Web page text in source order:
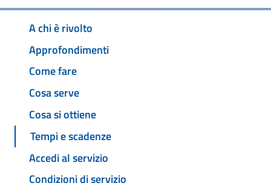
A chi è rivolto
Approfondimenti
Come fare
Cosa serve
Cosa si ottiene
Tempi e scadenze
Accedi al servizio
Condizioni di servizio